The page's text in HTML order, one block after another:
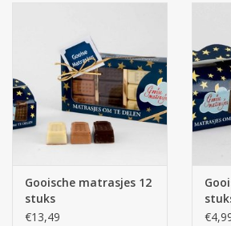
Gooische matrasjes 12
stuks
€13,49